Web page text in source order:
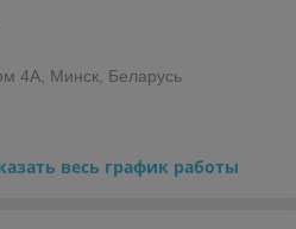
4А, Минск, Беларусь
весь график работы